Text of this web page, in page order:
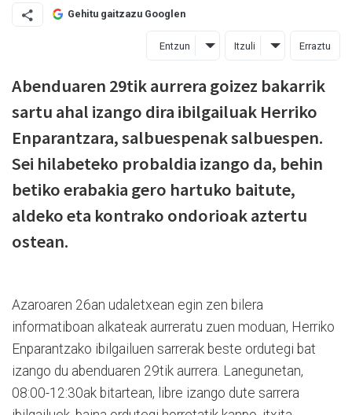
Gehitu gaitzazu Googlen
Entzun Itzuli Erraztu
Abenduaren 29tik aurrera goizez bakarrik
sartu ahal izango dira ibilgailuak Herriko
Enparantzara, salbuespenak salbuespen.
Sei hilabeteko probaldia izango da, behin
betiko erabakia gero hartuko baitute,
aldeko eta kontrako ondorioak aztertu
ostean.
Azaroaren 26an udaletxean egin zen bilera
informatiboan alkateak aurreratu zuen moduan, Herriko
Enparantzako ibilgailuen sarrerak beste ordutegi bat
izango du abenduaren 29tik aurrera. Lanegunetan,
08:00-12:30ak bitartean, libre izango dute sarrera